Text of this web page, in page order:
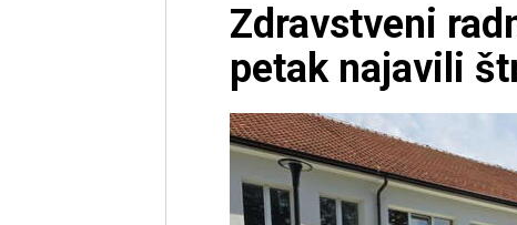
Zdravstveni
petak najavili